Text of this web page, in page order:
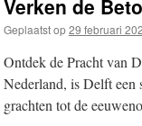
inhoud
Verken de
Geplaatst op29 februari
Ontdek de Pracht van
Nederland, is Delft een
grachten tot de